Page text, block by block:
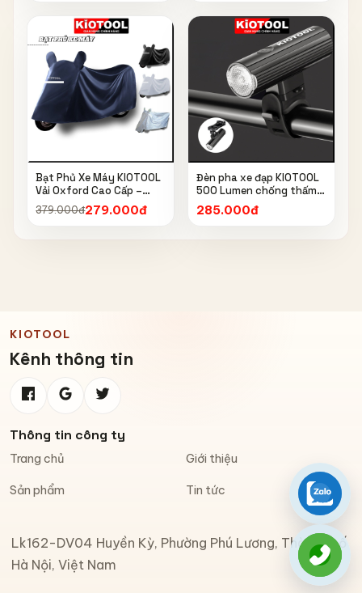
Bạt Phủ Xe Máy KIOTOOL
Vải Oxford Cao Cấp –
Chống Nắng, Chống Mưa,
Chống Bụi, Chống Tia UV,
379.000đ279.000đ
Đèn pha xe đạp KIOTOOL
500 Lumen chống thấm
nước IPX6 6603
285.000đ
KIOTOOL
Kênh thông tin
Thông tin công ty
Trang chủ Giới thiệu
Sản phẩm Tin tức
Lk162-DV04 Huyền Kỳ, Phường Phú Lương, Thành phố
Hà Nội, Việt Nam
Zalo
Gọi